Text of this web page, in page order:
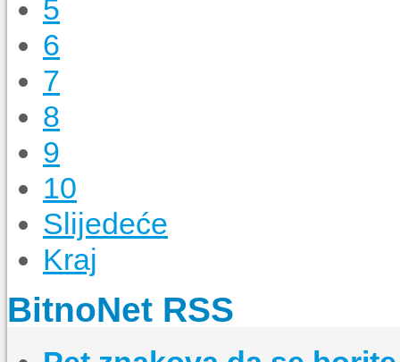
5
6
7
8
9
10
Slijedeće
Kraj
BitnoNet RSS